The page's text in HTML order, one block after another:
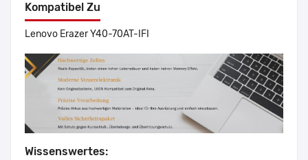
Kompatibel Zu
Lenovo Erazer Y40-70AT-IFI
Wissenswertes: